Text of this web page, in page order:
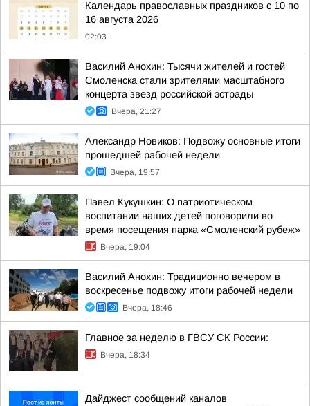
Календарь православных праздников с 10 по
16 августа 2026
02:03
Василий Анохин: Тысячи жителей и гостей
Смоленска стали зрителями масштабного
концерта звезд российской эстрады
Вчера, 21:27
Александр Новиков: Подвожу основные итоги
прошедшей рабочей недели
Вчера, 19:57
Павел Кукушкин: О патриотическом
воспитании наших детей поговорили во
время посещения парка «Смоленский рубеж»
Вчера, 19:04
Василий Анохин: Традиционно вечером в
воскресенье подвожу итоги рабочей недели
Вчера, 18:46
Главное за неделю в ГВСУ СК России:
Вчера, 18:34
Дайджест сообщений каналов